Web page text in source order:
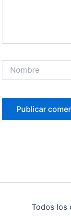
Todos los